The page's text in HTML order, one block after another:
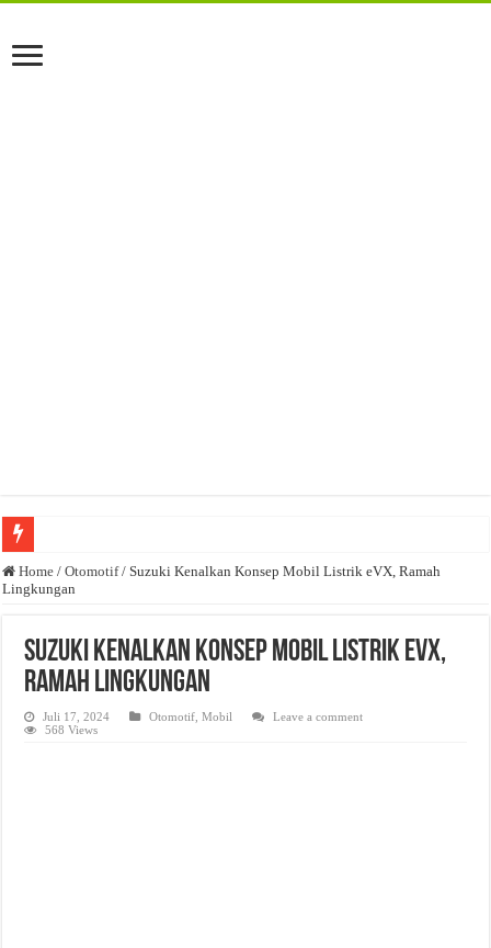
Anda butuh promosi usaha? Kontak ke Email redaksi@bisnisnasional.com
Dibutuhkan Marketing. Lamaran di-email ke redaksi@bisnisnasional.com
Home / Otomotif / Suzuki Kenalkan Konsep Mobil Listrik eVX, Ramah
Lingkungan
Suzuki Kenalkan Konsep Mobil Listrik eVX,
Ramah Lingkungan
Juli 17, 2024 Otomotif ,Mobil
Leave a comment
568 Views